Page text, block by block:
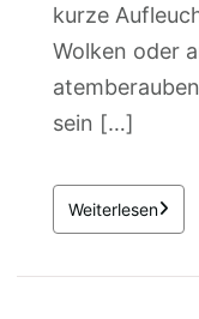
kurze
Wolken oder
sein […]
Weiterlesen